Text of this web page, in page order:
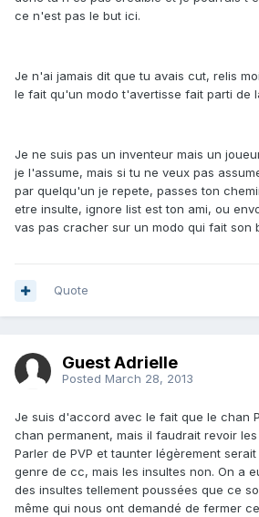
ce n'est pas le but ici.
Je n'ai jamais dit que tu avais cut, relis
le fait qu'un modo t'avertisse fait parti de
Je ne suis pas un inventeur mais un
je l'assume, mais si tu ne veux pas
par quelqu'un je repete, passes ton
etre insulte, ignore list est ton ami, ou
vas pas cracher sur un modo qui fait son
Quote
Guest Adrielle
Posted March 28, 2013
Je suis d'accord avec le fait que le chan
chan permanent, mais il faudrait revoir
Parler de PVP et taunter légèrement
genre de cc, mais les insultes non. On a
des insultes tellement poussées que ce
même qui nous ont demandé de fermer